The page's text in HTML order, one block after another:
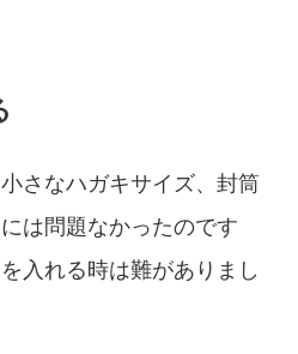
さなハガキサイズ、封筒
は問題なかったのです
入れる時は難がありまし